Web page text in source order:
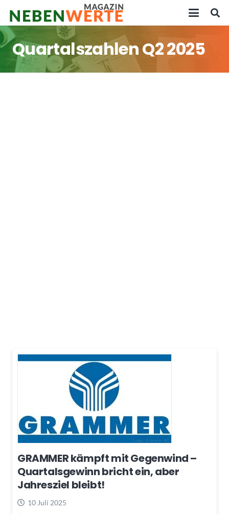
Quartalszahlen Q2 2025
GRAMMER kämpft mit Gegenwind –
Quartalsgewinn bricht ein, aber
Jahresziel bleibt!
10 Juli 2025